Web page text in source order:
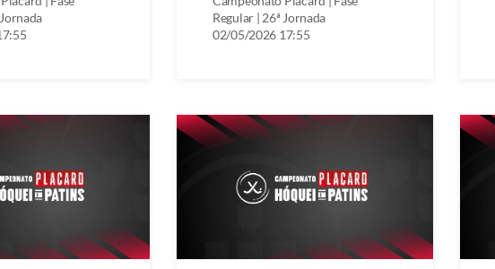
Regular | 26ª Jornada
02/05/2026 17:55